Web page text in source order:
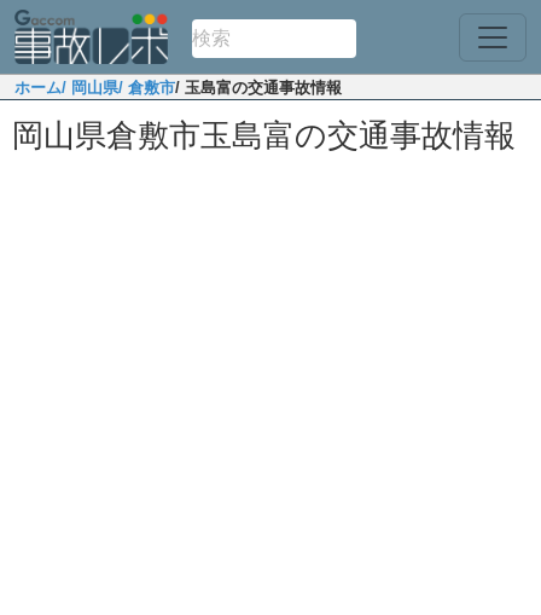
ホーム/ 岡山県/ 倉敷市/ 玉島富の交通事故情報
岡山県倉敷市玉島富の交通事故情報